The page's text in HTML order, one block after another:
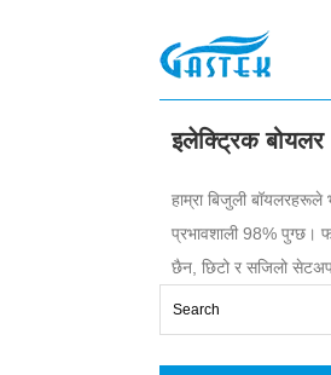
घर > पानी>इलेक्ट्रिक
इलेक्ट्रिक बोयलर
हाम्रा बिजुली बॉयलरहरूले
प्रभावशाली 98% पुग्छ।
छैन, छिटो र सजिलो सेटअप